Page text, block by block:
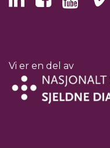
Vi er en del av